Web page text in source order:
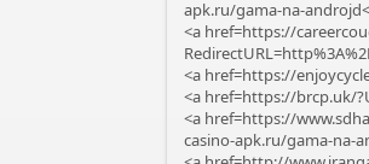
apk.ru/gama-na-
<a href=https://
<a href=https://
<a href=https://brcp.uk/
<a href=https://
casino-apk.ru/gama-na-